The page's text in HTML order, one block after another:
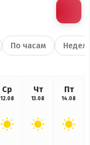
По часам
Ср
12.08
Чт
13.08
Пт
14.08